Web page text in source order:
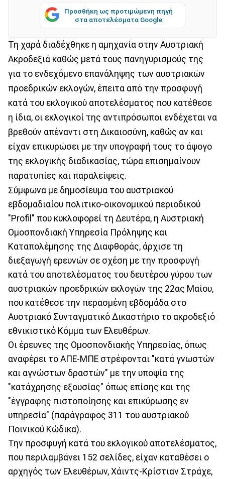
Προσθήκη ως προτιμώμενη πηγή
στα αποτελέσματα Google
Τη χαρά διαδέχθηκε η αμηχανία στην Αυστριακή
Ακροδεξιά καθώς μετά τους πανηγυρισμούς της
για το ενδεχόμενο επανάληψης των αυστριακών
προεδρικών εκλογών, έπειτα από την προσφυγή
κατά του εκλογικού αποτελέσματος που κατέθεσε
η ίδια, οι εκλογικοί της αντιπρόσωποι ενδέχεται να
βρεθούν απέναντι στη Δικαιοσύνη, καθώς αν και
είχαν επικυρώσει με την υπογραφή τους το άψογο
της εκλογικής διαδικασίας, τώρα επισημαίνουν
παρατυπίες και παραλείψεις.
Σύμφωνα με δημοσίευμα του αυστριακού
εβδομαδιαίου πολιτικο-οικονομικού περιοδικού
"Profil" που κυκλοφορεί τη Δευτέρα, η Αυστριακή
Ομοσπονδιακή Υπηρεσία Πρόληψης και
Καταπολέμησης της Διαφθοράς, άρχισε τη
διεξαγωγή ερευνών σε σχέση με την προσφυγή
κατά του αποτελέσματος του δευτέρου γύρου των
αυστριακών προεδρικών εκλογών της 22ας Μαίου,
που κατέθεσε την περασμένη εβδομάδα στο
Αυστριακό Συνταγματικό Δικαστήριο το ακροδεξιό
εθνικιστικό Κόμμα των Ελευθέρων.
Οι έρευνες της Ομοσπονδιακής Υπηρεσίας, όπως
αναφέρει το ΑΠΕ-ΜΠΕ στρέφονται "κατά γνωστών
και αγνώστων δραστών" με την υποψία της
"κατάχρησης εξουσίας" όπως επίσης και της
"έγγραφης πιστοποίησης και επικύρωσης εν
υπηρεσία" (παράγραφος 311 του αυστριακού
Ποινικού Κώδικα).
Την προσφυγή κατά του εκλογικού αποτελέσματος,
που περιλαμβάνει 152 σελίδες, είχαν καταθέσει ο
αρχηγός των Ελευθέρων, Χάιντς-Κρίστιαν Στράχε,